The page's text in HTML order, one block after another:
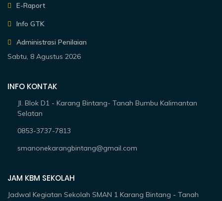
E-Raport
Info GTK
Administrasi Penilaian
Sabtu, 8 Agustus 2026
INFO KONTAK
Jl. Blok D1 - Karang Bintang- Tanah Bumbu Kalimantan
Selatan
0853-3737-7813
smanonekarangbintang@gmail.com
JAM KBM SEKOLAH
Jadwal Kegiatan Sekolah SMAN 1 Karang Bintang - Tanah